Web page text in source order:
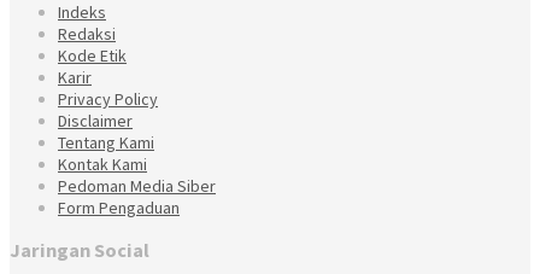
Indeks
Redaksi
Kode Etik
Karir
Privacy Policy
Disclaimer
Tentang Kami
Kontak Kami
Pedoman Media Siber
Form Pengaduan
Jaringan Social